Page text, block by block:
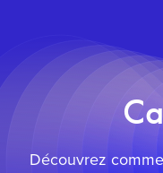
Découvrez